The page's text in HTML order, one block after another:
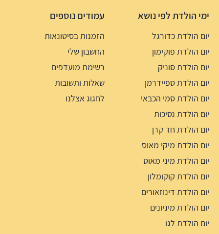
ימי הולדת לפי נושא
יום הולדת כדורגל
יום הולדת פוקימון
יום הולדת סוניק
יום הולדת ספיידרמן
יום הולדת סמי הכבאי
יום הולדת נסיכות
יום הולדת חד קרן
יום הולדת מיקי מאוס
יום הולדת מיני מאוס
יום הולדת קוקומלון
יום הולדת דינוזאורים
יום הולדת מיניונים
יום הולדת לגו
עמודים נוספים
הזמנות בסיטונאות
החשבון שלי
רשימת מועדפים
שאלות ותשובות
לחגוג אצלנו